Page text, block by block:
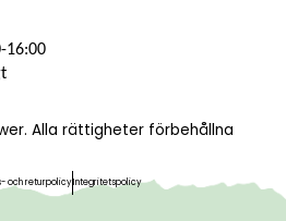
16:00
Alla rättigheter förbehållna
och returpolicyIntegritetspolicy